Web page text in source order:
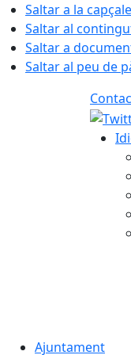
Saltar a la
Saltar al
Saltar a
Saltar al peu de
Ajuntament